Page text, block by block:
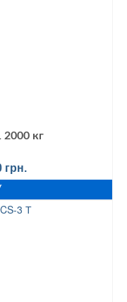
кг
грн..
грн.
цена: